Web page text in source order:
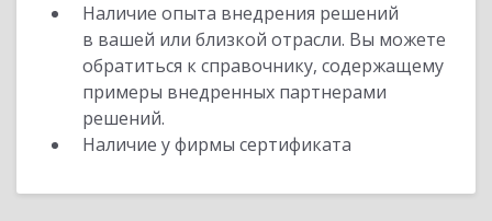
Наличие опыта внедрения решений
в вашей или близкой отрасли. Вы можете
обратиться к справочнику, содержащему
примеры внедренных партнерами
решений.
Наличие у фирмы сертификата